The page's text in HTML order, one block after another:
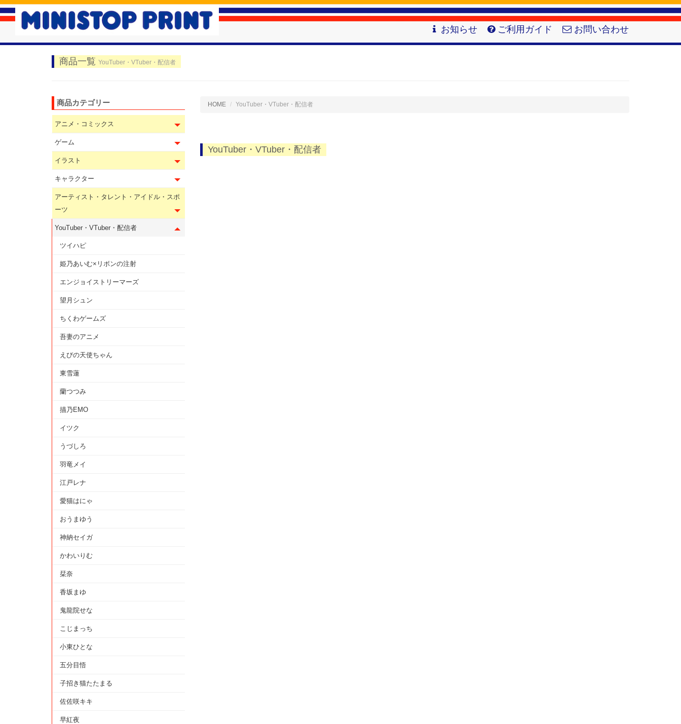
お知らせ ご利用ガイド お問い合わせ
商品一覧 YouTuber・VTuber・配信者
HOME YouTuber・VTuber・配信者
YouTuber・VTuber・配信者
商品カテゴリー
アニメ・コミックス
ゲーム
イラスト
キャラクター
アーティスト・タレント・アイドル・スポ
ーツ
YouTuber・VTuber・配信者
ツイハピ
姫乃あいむ×リボンの注射
エンジョイストリーマーズ
望月シュン
ちくわゲームズ
吾妻のアニメ
えびの天使ちゃん
東雪蓮
蘭つつみ
描乃EMO
イツク
うづしろ
羽竜メイ
江戸レナ
愛猫はにゃ
おうまゆう
神納セイガ
かわいりむ
栞奈
香坂まゆ
鬼龍院せな
こじまっち
小東ひとな
五分目悟
子招き猫たたまる
佐佐咲キキ
早紅夜